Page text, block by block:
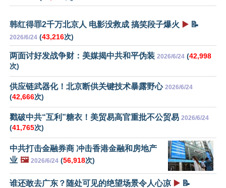
韩红得罪2千万北京人 电影没救成 搞笑段子爆火 ▶️ 📝
2026/6/24 (43,216次)
两面讨好发战争财：美媒揭中共和平伪装 2026/6/24 (42,998
次)
供应链武器化！北京断供关键技术暴露野心 2026/6/24
(42,666次)
戳破中共“互利”糖衣！美贸易高官重批不公贸易 2026/6/24
(41,765次)
中共打击金融券商 冲击香港金融和房地产
业 🖼️ 2026/6/24 (56,918次)
谁还敢去广东？随处可见的绝望场景令人心凉 ▶️ 📝